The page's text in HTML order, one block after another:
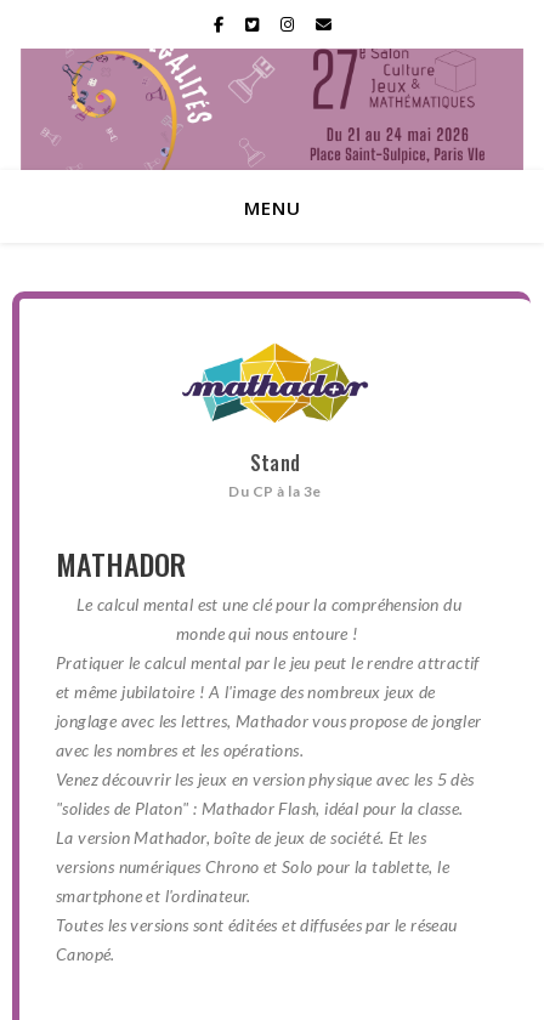
MENU
Stand
Du CP à la 3e
MATHADOR
Le calcul mental est une clé pour la compréhension du
monde qui nous entoure !
Pratiquer le calcul mental par le jeu peut le rendre attractif
et même jubilatoire ! A l'image des nombreux jeux de
jonglage avec les lettres, Mathador vous propose de jongler
avec les nombres et les opérations.
Venez découvrir les jeux en version physique avec les 5 dès
"solides de Platon" : Mathador Flash, idéal pour la classe.
La version Mathador, boîte de jeux de société. Et les
versions numériques Chrono et Solo pour la tablette, le
smartphone et l'ordinateur.
Toutes les versions sont éditées et diffusées par le réseau
Canopé.